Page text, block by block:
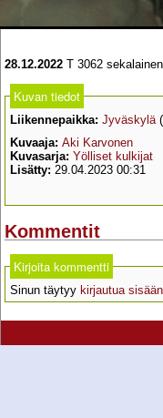
28.12.2022 T 3062
Kuvan tiedot
Liikennepaikka: Jyväskylä(
Kuvaaja: Aki Karvonen
Kuvasarja: Yölliset kulkijat
Lisätty: 29.04.2023 00:31
Kommentit
Kirjoita kommentti
Sinun täytyy kirjautua sisään